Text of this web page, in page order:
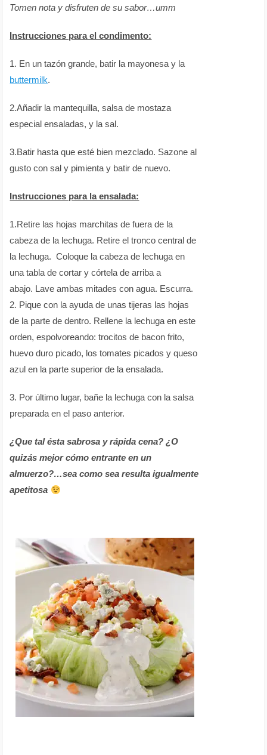
Tomen nota y disfruten de su sabor…umm
Instrucciones para el condimento:
1. En un tazón grande, batir la mayonesa y la
buttermilk.
2.Añadir la mantequilla, salsa de mostaza
especial ensaladas, y la sal.
3.Batir hasta que esté bien mezclado. Sazone al
gusto con sal y pimienta y batir de nuevo.
Instrucciones para la ensalada:
1.Retire las hojas marchitas de fuera de la
cabeza de la lechuga. Retire el tronco central de
la lechuga. Coloque la cabeza de lechuga en
una tabla de cortar y córtela de arriba a
abajo. Lave ambas mitades con agua. Escurra.
2. Pique con la ayuda de unas tijeras las hojas
de la parte de dentro. Rellene la lechuga en este
orden, espolvoreando: trocitos de bacon frito,
huevo duro picado, los tomates picados y queso
azul en la parte superior de la ensalada.
3. Por último lugar, bañe la lechuga con la salsa
preparada en el paso anterior.
¿Que tal ésta sabrosa y rápida cena? ¿O
quizás mejor cómo entrante en un
almuerzo?…sea como sea resulta igualmente
apetitosa